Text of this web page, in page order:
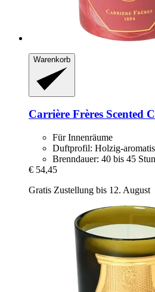
Warenkorb
Carrière Frères Scented
Für Innenräume
Duftprofil: Holzig-
Brenndauer: 40 bis 45
€ 54,45
Gratis Zustellung bis 12. August